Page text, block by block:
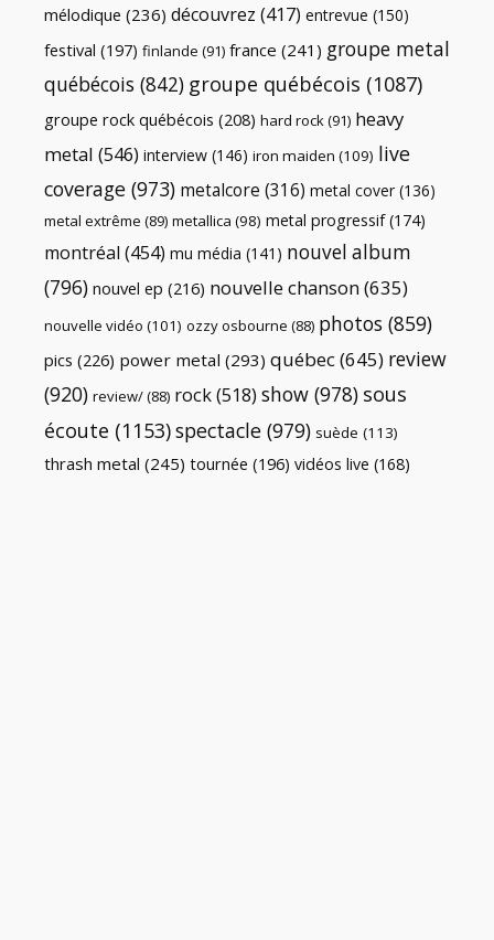
mélodique (236) découvrez (417) entrevue (150)
festival (197) finlande (91) france (241) groupe metal
québécois (842) groupe québécois (1087)
groupe rock québécois (208) hard rock (91) heavy
metal (546) interview (146) iron maiden (109) live
coverage (973) metalcore (316) metal cover (136)
metal extrême (89) metallica (98) metal progressif(174)
montréal (454) mu média (141) nouvel album
(796) nouvel ep (216) nouvelle chanson(635)
nouvelle vidéo (101) ozzy osbourne (88) photos (859)
pics (226) power metal (293) québec(645) review
(920) review/(88) rock(518) show (978) sous
écoute (1153)spectacle (979) suède (113)
thrash metal (245) tournée (196) vidéos live (168)